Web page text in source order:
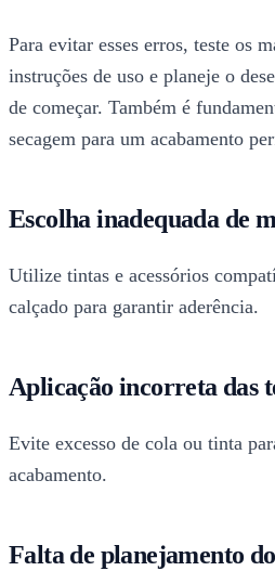
Para evitar esses erros, teste os
instruções de uso e planeje o
de começar. Também é
secagem para um acabamento
Escolha inadequada de
Utilize tintas e acessórios
calçado para garantir aderência.
Aplicação incorreta das
Evite excesso de cola ou tinta
acabamento.
Falta de planejamento